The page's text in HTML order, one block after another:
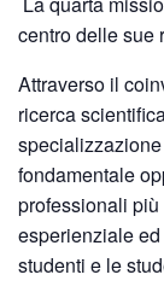
centro delle sue
Attraverso il
ricerca
fondamentale
professionali
esperienziale
studenti e le